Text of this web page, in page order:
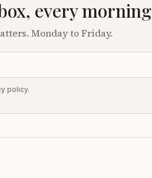
every morning
Monday to Friday.
policy.